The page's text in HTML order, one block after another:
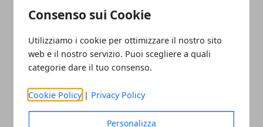
Consenso sui Cookie
Utilizziamo i cookie per ottimizzare il nostro sito
web e il nostro servizio. Puoi scegliere a quali
categorie dare il tuo consenso.
Cookie Policy | Privacy Policy
Personalizza
Tecnologia e innovazione sociale: un
rapporto in crescita